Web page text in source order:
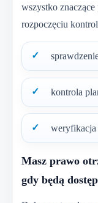
wszystko
rozpoczęciu
kontrola
weryfikacja
Masz prawo
gdy będą